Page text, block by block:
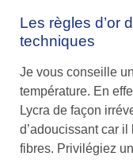
Les règles d’or
techniques
Je vous conseille
température. En
Lycra de façon
d’adoucissant car
fibres. Privilégiez